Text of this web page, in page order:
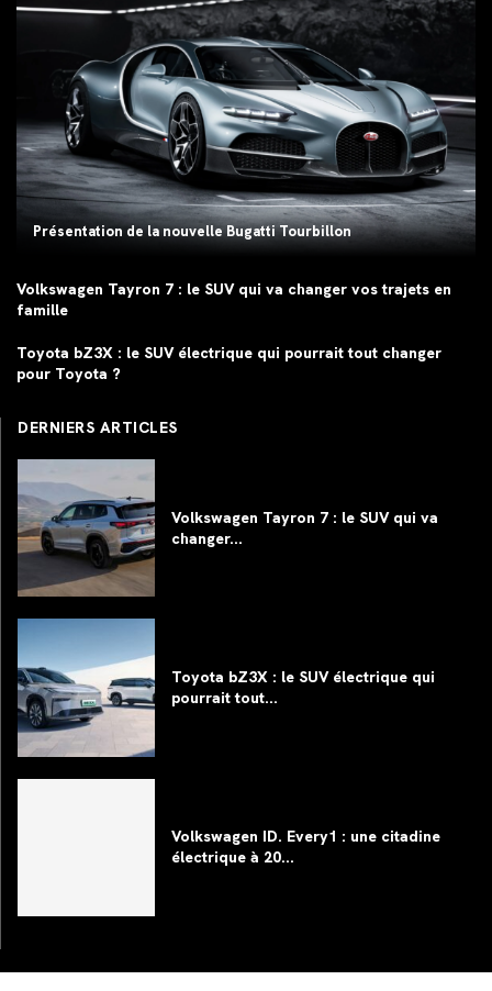
Présentation de la nouvelle Bugatti Tourbillon
Volkswagen Tayron 7 : le SUV qui va changer vos trajets en
famille
Toyota bZ3X : le SUV électrique qui pourrait tout changer
pour Toyota ?
DERNIERS ARTICLES
Volkswagen Tayron 7 : le SUV qui va
changer...
Toyota bZ3X : le SUV électrique qui
pourrait tout...
Volkswagen ID. Every1 : une citadine
électrique à 20...